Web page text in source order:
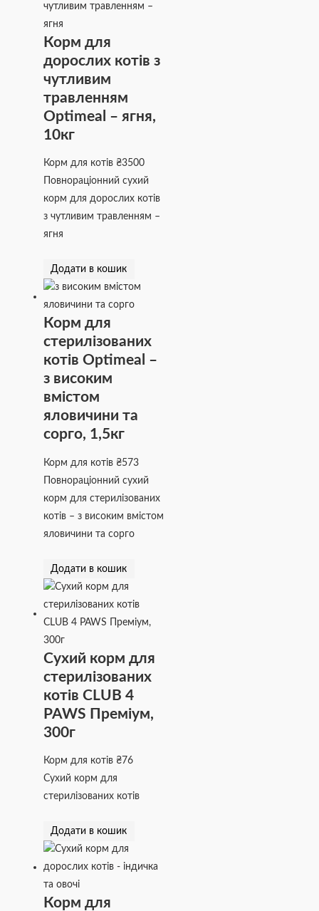
Корм для
дорослих котів з
чутливим
травленням
Optimeal – ягня,
10кг
Корм для котів₴3500
Повнораціонний сухий
корм для дорослих котів
з чутливим травленням –
ягня
Додати в кошик
Корм для
стерилізованих
котів Optimeal –
з високим
вмістом
яловичини та
сорго, 1,5кг
Корм для котів₴573
Повнораціонний сухий
корм для стерилізованих
котів – з високим вмістом
яловичини та сорго
Додати в кошик
Сухий корм для
стерилізованих
котів CLUB 4
PAWS Преміум,
300г
Корм для котів₴76
Сухий корм для
стерилізованих котів
Додати в кошик
Корм для